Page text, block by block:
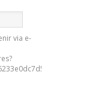
via e-